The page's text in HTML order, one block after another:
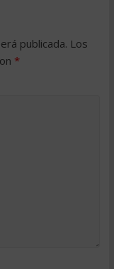
publicada. Los
*